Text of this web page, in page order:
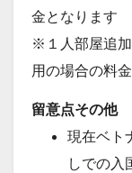
金となります
※１人部屋追
用の場合の料
留意点その他
現在ベト
しでの入